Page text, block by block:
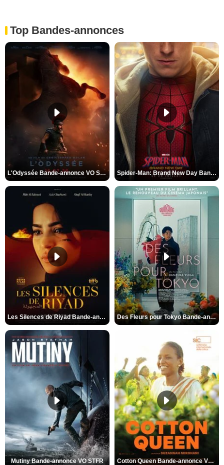
Top Bandes-annonces
L'Odyssée Bande-annonce VO STFR Spider-Man: Brand New Day Bande-annonce VO STFR
Les Silences de Riyad Bande-annonce VO STFR Des Fleurs pour Tokyo Bande-annonce VO STFR
Mutiny Bande-annonce VO STFR Cotton Queen Bande-annonce VO STFR